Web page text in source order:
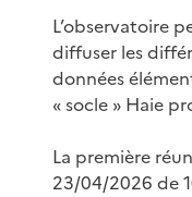
L’observatoire
diffuser les
données
« socle » Haie
La première
23/04/2026 de